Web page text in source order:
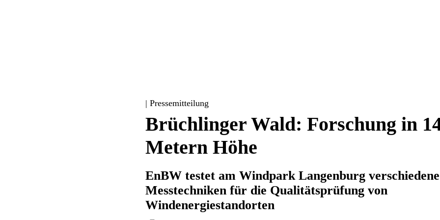
| Pressemitteilung
Brüchlinger Wald: Forschung in
Metern Höhe
EnBW testet am Windpark Langenburg verschiedene
Messtechniken für die Qualitätsprüfung von
Windenergiestandorten